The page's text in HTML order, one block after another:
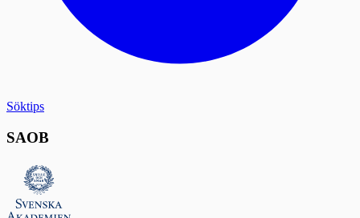
Söktips
SAOB